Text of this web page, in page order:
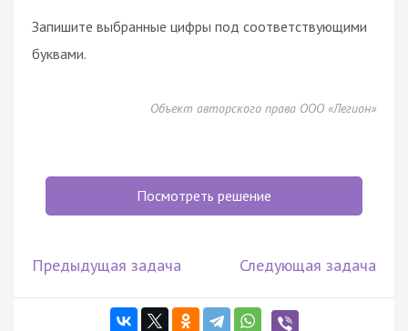
Запишите выбранные цифры под соответствующими
буквами.
Объект авторского права ООО «Легион»
Посмотреть решение
Предыдущая задача Следующая задача